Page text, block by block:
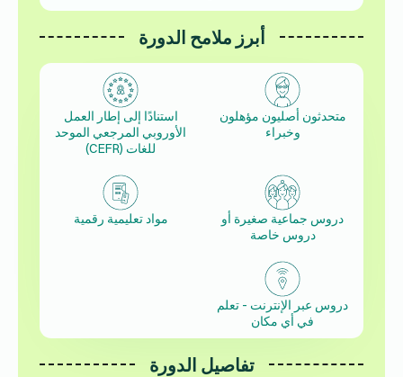
أبرز ملامح الدورة
متحدثون أصليون مؤهلون
وخبراء
استنادًا إلى إطار العمل
الأوروبي المرجعي الموحد
للغات (CEFR)
دروس جماعية صغيرة أو
دروس خاصة
مواد تعليمية رقمية
دروس عبر الإنترنت - تعلم
في أي مكان
تفاصيل الدورة